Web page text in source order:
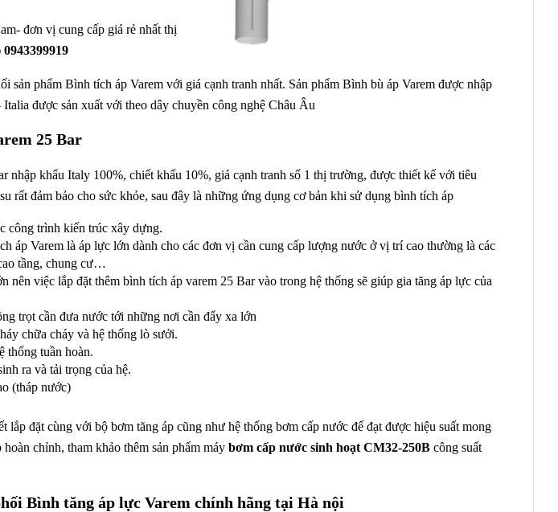
đơn vị cung cấp giá rẻ nhất thị
sản phẩm Bình tích áp Varem với giá cạnh tranh nhất. Sản phẩm Bình bù áp Varem được nhập
được sản xuất với theo dây chuyền công nghệ Châu Âu
25 Bar
nhập khẩu Italy 100%, chiết khấu 10%, giá cạnh tranh số 1 thị trường, được thiết kế với tiêu
rất đảm bảo cho sức khỏe, sau đây là những ứng dụng cơ bản khi sử dụng bình tích áp
công trình kiến trúc xây dựng.
áp Varem là áp lực lớn dành cho các đơn vị cần cung cấp lượng nước ở vị trí cao thường là các
tầng, chung cư…
nên việc lắp đặt thêm bình tích áp varem 25 Bar vào trong hệ thống sẽ giúp gia tăng áp lực của
trọt cần đưa nước tới những nơi cần đẩy xa lớn
chữa cháy và hệ thống lò sưởi.
thống tuần hoàn.
ra và tải trọng của hệ.
(tháp nước)
lắp đặt cùng với bộ bơm tăng áp cũng như hệ thống bơm cấp nước để đạt được hiệu suất mong
chỉnh, tham khảo thêm sản phẩm máy bơm cấp nước sinh hoạt CM32-250B công suất
Bình tăng áp lực Varem chính hãng tại Hà nội